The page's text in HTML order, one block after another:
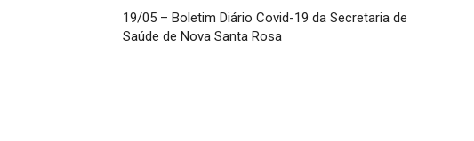
19/05 – Boletim Diário Covid-19 da Secretaria de
Saúde de Nova Santa Rosa